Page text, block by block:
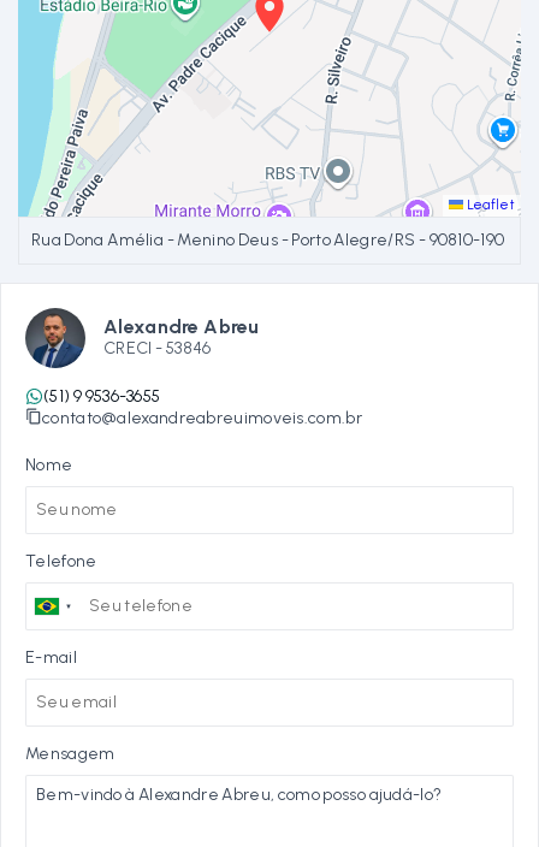
Leaflet
Rua Dona Amélia - Menino Deus - Porto Alegre/RS - 90810-190
Alexandre Abreu
CRECI -53846
(51) 9 9536-3655
contato@alexandreabreuimoveis.com.br
Nome
Telefone
E-mail
Mensagem